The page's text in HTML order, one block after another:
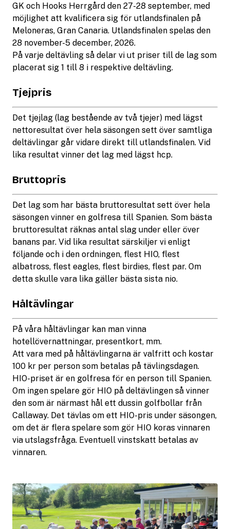
GK och Hooks Herrgård den 27-28 september, med
möjlighet att kvalificera sig för utlandsfinalen på
Meloneras, Gran Canaria. Utlandsfinalen spelas den
28 november-5 december, 2026.
På varje deltävling så delar vi ut priser till de lag som
placerat sig 1 till 8 i respektive deltävling.
Tjejpris
Det tjejlag (lag bestående av två tjejer) med lägst
nettoresultat över hela säsongen sett över samtliga
deltävlingar går vidare direkt till utlandsfinalen. Vid
lika resultat vinner det lag med lägst hcp.
Bruttopris
Det lag som har bästa bruttoresultat sett över hela
säsongen vinner en golfresa till Spanien. Som bästa
bruttoresultat räknas antal slag under eller över
banans par. Vid lika resultat särskiljer vi enligt
följande och i den ordningen, flest HIO, flest
albatross, flest eagles, flest birdies, flest par. Om
detta skulle vara lika gäller bästa sista nio.
Håltävlingar
På våra håltävlingar kan man vinna
hotellövernattningar, presentkort, mm.
Att vara med på håltävlingarna är valfritt och kostar
100 kr per person som betalas på tävlingsdagen.
HIO-priset är en golfresa för en person till Spanien.
Om ingen spelare gör HIO på deltävlingen så vinner
den som är närmast hål ett dussin golfbollar från
Callaway. Det tävlas om ett HIO-pris under säsongen,
om det är flera spelare som gör HIO koras vinnaren
via utslagsfråga. Eventuell vinstskatt betalas av
vinnaren.